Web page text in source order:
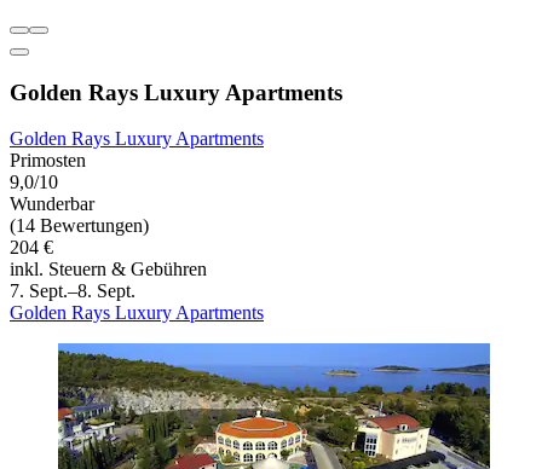
Golden Rays Luxury Apartments
Golden Rays Luxury Apartments
Primosten
9,0/10
Wunderbar
(14 Bewertungen)
204 €
inkl. Steuern & Gebühren
7. Sept.–8. Sept.
Golden Rays Luxury Apartments